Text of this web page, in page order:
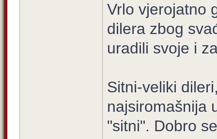
Vrlo vjerojatno
dilera zbog
uradili svoje i
Sitni-veliki
najsiromašnija
"sitni". Dobro